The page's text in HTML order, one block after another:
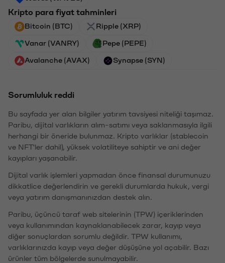
Kripto para fiyat tahminleri
Bitcoin (BTC) Ripple (XRP)
Vanar (VANRY) Pepe (PEPE)
Avalanche (AVAX) Synapse (SYN)
Sorumluluk reddi
Bu sayfada yer alan bilgiler yatırım tavsiyesi niteliği taşımaz.
Paribu, dijital varlıkların alım-satımı veya saklanmasıyla ilgili
herhangi bir öneride bulunmaz. Kripto varlıklar (stablecoin
ve NFT'ler dahil), yüksek volatiliteye sahiptir ve ani değer
kayıpları yaşanabilir.
Dijital varlık işlemleri yapmadan önce finansal durumunuzu
dikkatlice değerlendirin ve gerekli durumlarda hukuk, vergi
veya yatırım danışmanınızdan destek alın.
Paribu, üçüncü taraf web sitelerinin (TPW) içeriklerinden
veya kullanımından kaynaklanabilecek zarar, kayıp veya
diğer sonuçlardan sorumlu değildir. TPW kullanımı,
varlıklarınızda kayıp veya değer düşüşüne yol açabilir. Bazı
ürünler tüm bölgelerde sunulmayabilir.